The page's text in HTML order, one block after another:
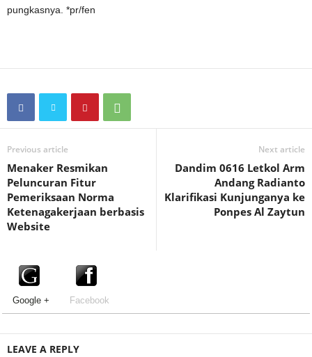
pungkasnya. *pr/fen
Previous article
Menaker Resmikan
Peluncuran Fitur
Pemeriksaan Norma
Ketenagakerjaan berbasis
Website
Next article
Dandim 0616 Letkol Arm
Andang Radianto
Klarifikasi Kunjunganya ke
Ponpes Al Zaytun
Google + Facebook
LEAVE A REPLY